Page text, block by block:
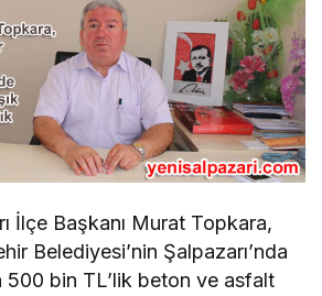
İlçe Başkanı Murat Topkara,
Belediyesi’nin Şalpazarı’nda
500 bin TL’lik beton ve asfalt